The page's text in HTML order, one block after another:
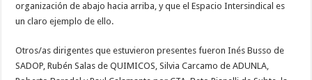
organización de abajo hacia arriba, y que el Espacio Intersindical es
un claro ejemplo de ello.
Otros/as dirigentes que estuvieron presentes fueron Inés Busso de
SADOP, Rubén Salas de QUIMICOS, Silvia Carcamo de ADUNLA,